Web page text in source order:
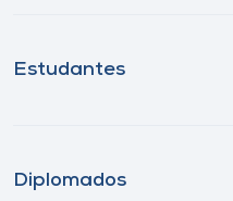
Estudantes
Diplomados